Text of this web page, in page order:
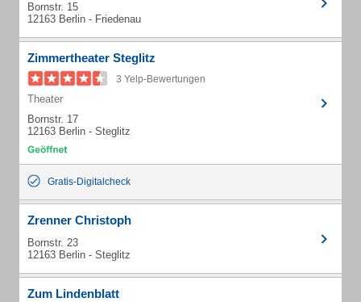
Bornstr. 15
12163 Berlin - Friedenau
Zimmertheater Steglitz
3 Yelp-Bewertungen
Theater
Bornstr. 17
12163 Berlin - Steglitz
Gratis-Digitalcheck
Zrenner Christoph
Bornstr. 23
12163 Berlin - Steglitz
Zum Lindenblatt